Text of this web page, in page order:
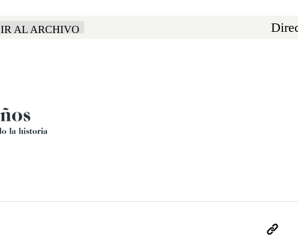
IR AL ARCHIVO